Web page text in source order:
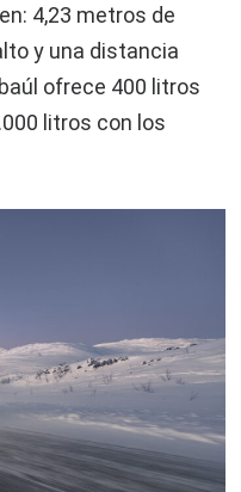
4,23 metros de
y una distancia
ofrece 400 litros
litros con los